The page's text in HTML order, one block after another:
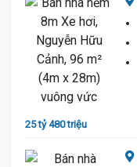
25 tỷ 480 triệu